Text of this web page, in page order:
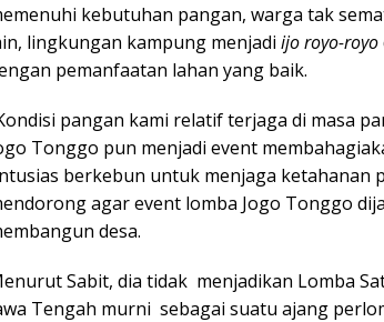
kebutuhan pangan, warga tak
lingkungan kampung menjadi ijo royo-royo
pemanfaatan lahan yang baik.
pangan kami relatif terjaga di masa
Tonggo pun menjadi event
berkebun untuk menjaga ketahanan
agar event lomba Jogo Tonggo
desa.
Sabit, dia tidak menjadikan Lomba
Tengah murni sebagai suatu ajang